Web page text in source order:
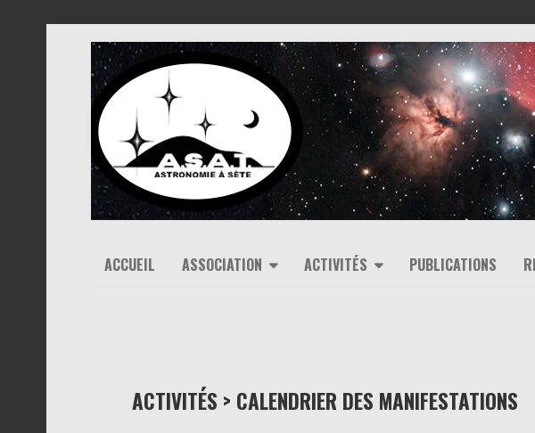
ACCUEIL ASSOCIATION ACTIVITÉS PUBLICATIONS
ACTIVITÉS > CALENDRIER DES MANIFESTATIONS